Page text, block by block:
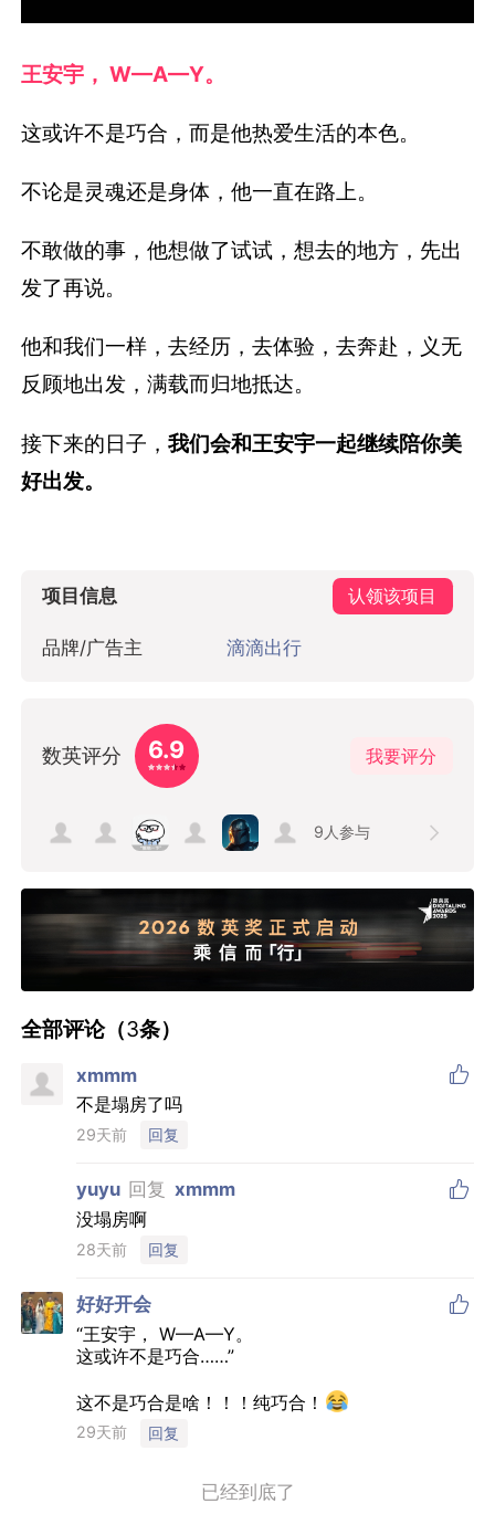
王安宇， W—A—Y。
这或许不是巧合，而是他热爱生活的本色。
不论是灵魂还是身体，他一直在路上。
不敢做的事，他想做了试试，想去的地方，先出
发了再说。
他和我们一样，去经历，去体验，去奔赴，义无
反顾地出发，满载而归地抵达。
接下来的日子，我们会和王安宇一起继续陪你美
好出发。
项目信息 认领该项目
品牌/广告主 滴滴出行
数英评分 6.9 我要评分
9 人参与
全部评论（3条）
xmmm 
不是塌房了吗
29天前 回复
yuyu 回复 xmmm 
没塌房啊
28天前 回复
好好开会 
“王安宇， W—A—Y。
这或许不是巧合……”
这不是巧合是啥！！！纯巧合！
29天前 回复
已经到底了